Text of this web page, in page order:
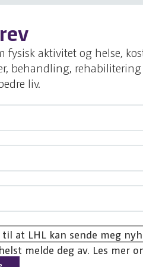
fysisk aktivitet og helse,
behandling,
liv.
til at LHL kan sende meg
melde deg av. Les mer